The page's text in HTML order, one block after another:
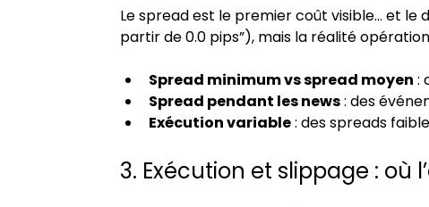
Le spread est le premier coût visible… et
partir de 0.0 pips”), mais la réalité
Spread minimum vs spread moyen :
Spread pendant les news : des
Exécution variable : des spreads
3. Exécution et slippage : où